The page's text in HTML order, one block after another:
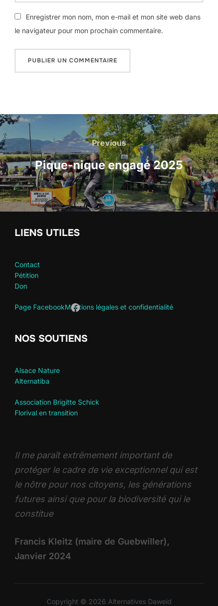
Enregistrer mon nom, mon e-mail et mon site web dans
le navigateur pour mon prochain commentaire.
t
n
a
t
i
v
e
Previous
Pique-nique engagé 2025
LIENS UTILES
Contact
Pétition
Don
Page FacebookMentions légales et confidentialité
NOS SOUTIENS
Alsace Nature
Alternatiba
Association Brigitte Schick
Florival en transition
Il me paraît extrêmement important de
protéger le cadre de vie exceptionnel qui est
le nôtre pour nos citoyens, les générations
futures ainsi que pour la biodiversité qui le
constitue
Francis Kleitz (maire de Guebwiller),
Janvier 2024
Copyright © 2026 Alternatives Daweid